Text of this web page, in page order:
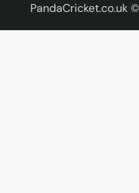
PandaCricket.co.uk